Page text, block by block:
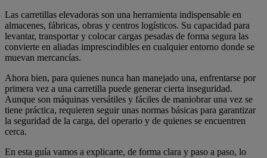
Las carretillas elevadoras son una herramienta indispensable en
almacenes, fábricas, obras y centros logísticos. Su capacidad para
levantar, transportar y colocar cargas pesadas de forma segura las
convierte en aliadas imprescindibles en cualquier entorno donde se
muevan mercancías.
Ahora bien, para quienes nunca han manejado una, enfrentarse por
primera vez a una carretilla puede generar cierta inseguridad.
Aunque son máquinas versátiles y fáciles de maniobrar una vez se
tiene práctica, requieren seguir unas normas básicas para garantizar
la seguridad de la carga, del operario y de quienes se encuentren
cerca.
En esta guía vamos a explicarte, de forma clara y paso a paso, lo